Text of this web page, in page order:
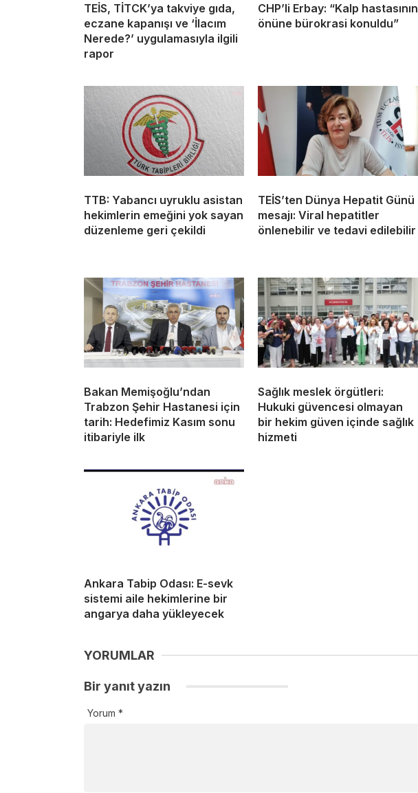
TEİS, TİTCK’ya takviye gıda,
eczane kapanışı ve ‘İlacım
Nerede?’ uygulamasıyla ilgili
rapor
CHP’li Erbay: “Kalp hastasının
önüne bürokrasi konuldu”
TTB: Yabancı uyruklu asistan
hekimlerin emeğini yok sayan
düzenleme geri çekildi
TEİS’ten Dünya Hepatit Günü
mesajı: Viral hepatitler
önlenebilir ve tedavi edilebilir
Bakan Memişoğlu’ndan
Trabzon Şehir Hastanesi için
tarih: Hedefimiz Kasım sonu
itibariyle ilk
Sağlık meslek örgütleri:
Hukuki güvencesi olmayan
bir hekim güven içinde sağlık
hizmeti
Ankara Tabip Odası: E-sevk
sistemi aile hekimlerine bir
angarya daha yükleyecek
YORUMLAR
Bir yanıt yazın
Yorum *